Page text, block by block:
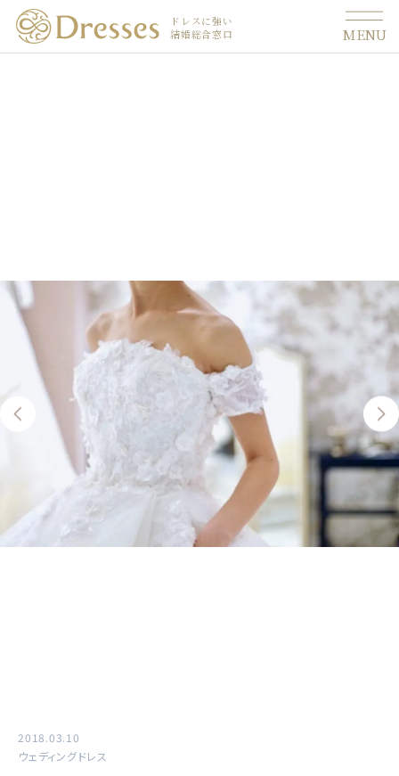
ドレスに強い
結婚総合窓口
MENU
2018.03.10
ウェディングドレス